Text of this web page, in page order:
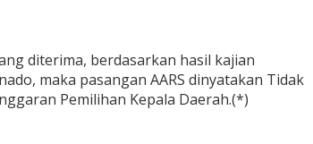
diterima, berdasarkan hasil kajian
maka pasangan AARS dinyatakan Tidak
Pemilihan Kepala Daerah.(*)